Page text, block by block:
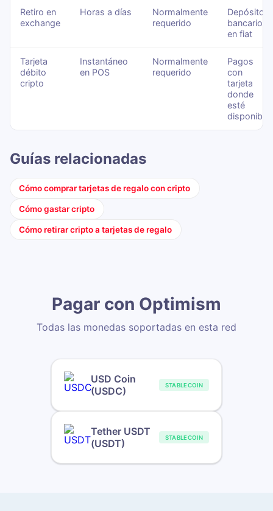
Retiro en
exchange
Horas a días
Normalmente
requerido
Depósitos
bancarios
en fiat
Tarjeta
débito
cripto
Instantáneo
en POS
Normalmente
requerido
Pagos
con
tarjeta
donde
esté
disponible
Guías relacionadas
Cómo comprar tarjetas de regalo con cripto
Cómo gastar cripto
Cómo retirar cripto a tarjetas de regalo
Pagar con Optimism
Todas las monedas soportadas en esta red
USD Coin
(USDC)
STABLECOIN
Tether USDT
(USDT)
STABLECOIN